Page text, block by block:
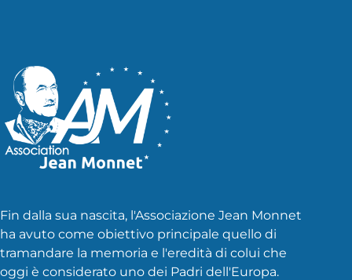
Fin dalla sua nascita, l'Associazione Jean Monnet
ha avuto come obiettivo principale quello di
tramandare la memoria e l'eredità di colui che
oggi è considerato uno dei Padri dell'Europa.